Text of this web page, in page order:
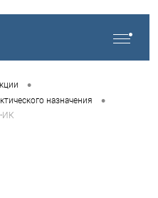
•
назначения •
ИК